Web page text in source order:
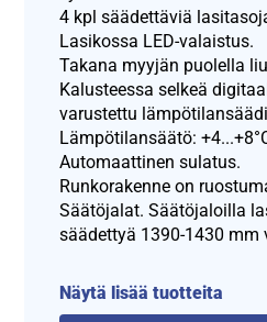
4 kpl säädettäviä
Lasikossa LED-valaistus.
Takana myyjän puolella
Kalusteessa selkeä
varustettu
Lämpötilansäätö:
Automaattinen sulatus.
Runkorakenne on
Säätöjalat. Säätöjaloilla
säädettyä 1390-1430 mm
Näytä lisää tuotteita